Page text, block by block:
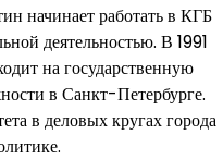
начинает работать в КГБ
деятельностью. В 1991
на государственную
в Санкт-Петербурге.
в деловых кругах города